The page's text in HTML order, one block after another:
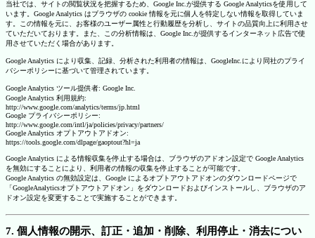
当社では、サイトの閲覧状況を把握するため、Google Inc.が提供する Google Analyticsを使用して
います。Google Analytics はブラウザの cookie 情報を元に個人を特定しない情報を取得していま
す。この情報を元に、お客様のユーザー属性と行動履歴を分析し、サイトの品質向上に利用させ
ていただいております。また、この分析情報は、Google Inc.が提供するインターネット広告で使
用させていただく場合があります。
Google Analytics により収集、記録、分析された利用者の情報は、GoogleInc.により同社のプライ
バシーポリシーに基づいて管理されています。
Google Analytics ツール提供者: Google Inc.
Google Analytics 利用規約:
http://www.google.com/analytics/terms/jp.html
Google プライバシーポリシー:
http://www.google.com/intl/ja/policies/privacy/partners/
Google Analytics オプトアウトアドオン:
https://tools.google.com/dlpage/gaoptout?hl=ja
Google Analytics による情報収集を停止する場合は、ブラウザのアドオン設定で Google Analytics
を無効にすることにより、利用者の情報の収集を停止することが可能です。
Google Analytics の無効設定は、Google によるオプトアウトアドオンのダウンロードページで
「GoogleAnalyticsオプトアウトアドオン」をダウンロードおよびインストールし、ブラウザのア
ドオン設定を変更することで実施することができます。
7. 個人情報の開示、訂正・追加・削除、利用停止・消去につい